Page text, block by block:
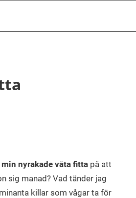
min nyrakade våta fittapå att
sig manad? Vad tänder jag
killar som vågar ta för